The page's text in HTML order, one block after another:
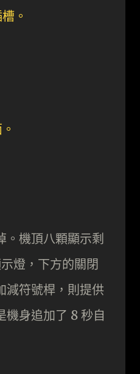
機頂八顆顯示剩
燈，下方的關閉
減符號桿，則提供
機身追加了 8 秒自